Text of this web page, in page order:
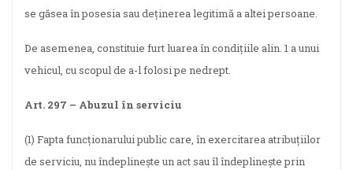
se găsea în posesia sau deţinerea legitimă a altei persoane.
De asemenea, constituie furt luarea în condiţiile alin. 1 a unui
vehicul, cu scopul de a-l folosi pe nedrept.
Art. 297 – Abuzul în serviciu
(1) Fapta funcţionarului public care, în exercitarea atribuţiilor
de serviciu, nu îndeplineşte un act sau îl îndeplineşte prin